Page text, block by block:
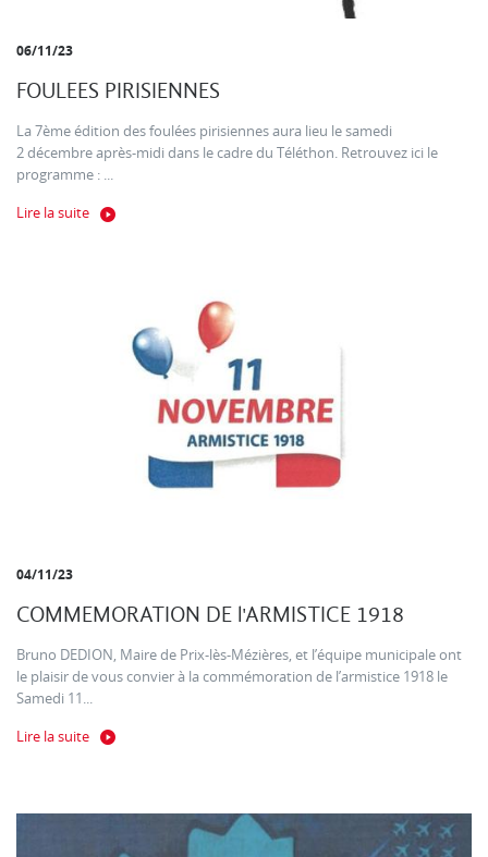
06/11/23
FOULEES PIRISIENNES
La 7ème édition des foulées pirisiennes aura lieu le samedi
2 décembre après-midi dans le cadre du Téléthon. Retrouvez ici le
programme : ...
Lire la suite
04/11/23
COMMEMORATION DE l'ARMISTICE 1918
Bruno DEDION, Maire de Prix-lès-Mézières, et l’équipe municipale ont
le plaisir de vous convier à la commémoration de l’armistice 1918 le
Samedi 11...
Lire la suite